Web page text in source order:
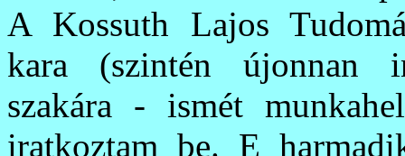
A Kossuth Lajos
kara (szintén újonnan
szakára - ismét
iratkoztam be. E